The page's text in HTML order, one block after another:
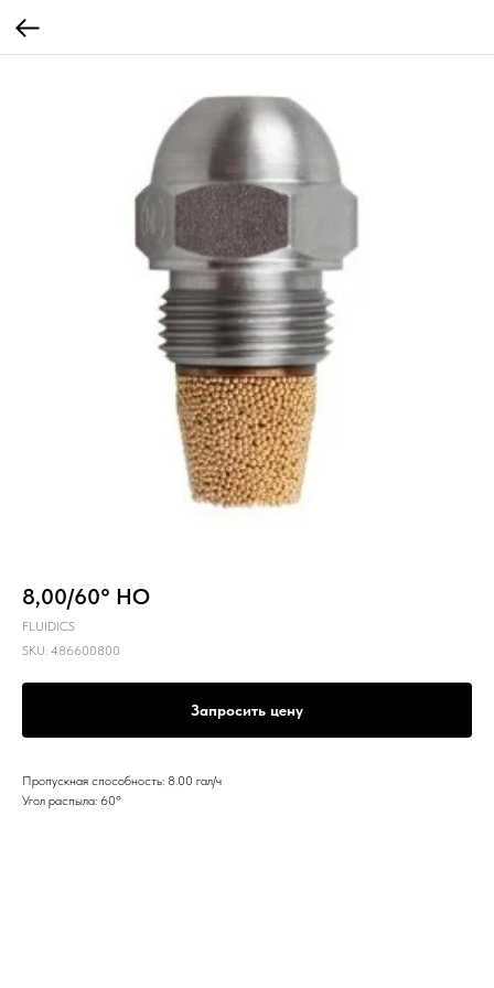
8,00/60° HO
FLUIDICS
SKU: 486600800
Запросить цену
Пропускная способность: 8.00 гал/ч
Угол распыла: 60º